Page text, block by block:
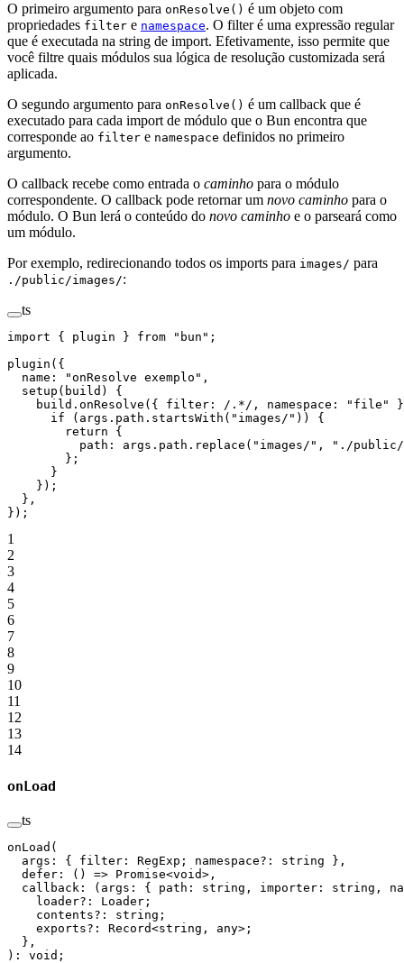
O primeiro argumento para onResolve() é um objeto com
propriedades filter e namespace. O filter é uma expressão regular
que é executada na string de import. Efetivamente, isso permite que
você filtre quais módulos sua lógica de resolução customizada será
aplicada.
O segundo argumento para onResolve() é um callback que é
executado para cada import de módulo que o Bun encontra que
corresponde ao filter e namespace definidos no primeiro
argumento.
O callback recebe como entrada o caminho para o módulo
correspondente. O callback pode retornar um novo caminho para o
módulo. O Bun lerá o conteúdo do novo caminho e o parseará como
um módulo.
Por exemplo, redirecionando todos os imports para images/ para
./public/images/:
ts
import { plugin } from "bun" ;
plugin ({
  name:
"onResolve exemplo" ,
  setup
( build ) {
    build.
onResolve ({ filter: / . */ , namespace: "file"
      if
(args.path. startsWith ( "images/" )) {
        return
{
          path: args.path.
replace ( "images/" ,
"./public/
        };
      }
    });
  },
});
1
2
3
4
5
6
7
8
9
10
11
12
13
14
onLoad
ts
onLoad (
  args: { filter: RegExp; namespace
?:
string },
  defer: ()
=> Promise<void> ,
  callback: (
args : { path : string , importer : string ,
    loader
?:
Loader;
    contents
?:
string;
    exports
?: Record<string, any> ;
  },
): void ;